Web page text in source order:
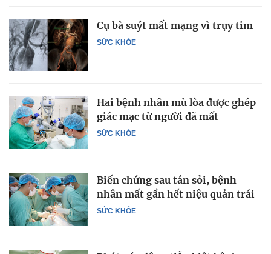
SỨC KHỎE
Cụ bà suýt mất mạng vì trụy tim
SỨC KHỎE
Hai bệnh nhân mù lòa được ghép
giác mạc từ người đã mất
SỨC KHỎE
Biến chứng sau tán sỏi, bệnh
nhân mất gần hết niệu quản trái